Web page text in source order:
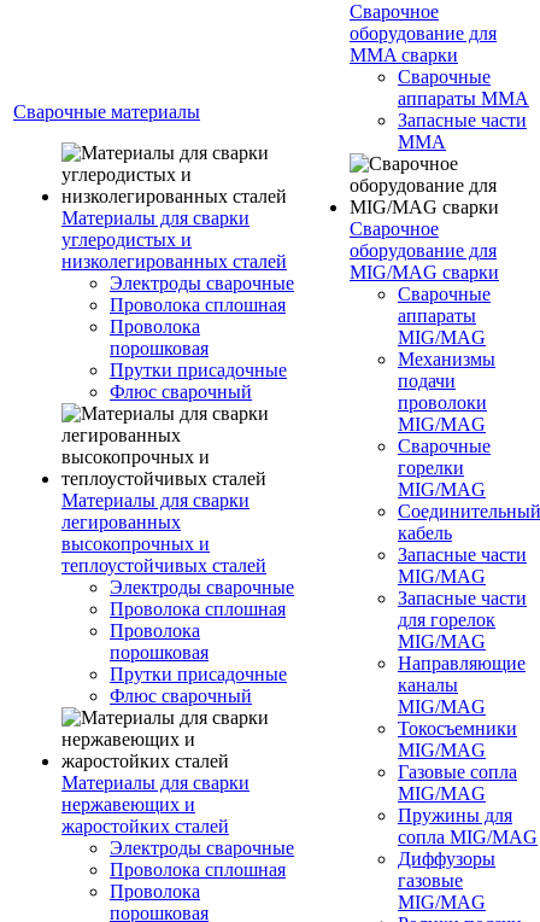
Сварочные материалы
Материалы для сварки
углеродистых и
низколегированных сталей
Электроды сварочные
Проволока сплошная
Проволока
порошковая
Прутки присадочные
Флюс сварочный
Материалы для сварки
легированных
высокопрочных и
теплоустойчивых сталей
Электроды сварочные
Проволока сплошная
Проволока
порошковая
Прутки присадочные
Флюс сварочный
Материалы для сварки
нержавеющих и
жаростойких сталей
Электроды сварочные
Проволока сплошная
Проволока
порошковая
Сварочное
оборудование для
MMA сварки
Сварочные
аппараты MMA
Запасные части
MMA
Сварочное
оборудование для
MIG/MAG сварки
Сварочные
аппараты
MIG/MAG
Механизмы
подачи
проволоки
MIG/MAG
Сварочные
горелки
MIG/MAG
Соединительный
кабель
Запасные части
MIG/MAG
Запасные части
для горелок
MIG/MAG
Направляющие
каналы
MIG/MAG
Токосъемники
MIG/MAG
Газовые сопла
MIG/MAG
Пружины для
сопла MIG/MAG
Диффузоры
газовые
MIG/MAG